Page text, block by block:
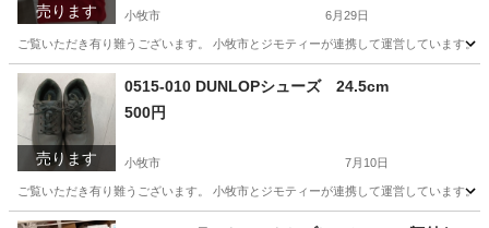
売ります 小牧市 6月29日
ご覧いただき有り難うございます。 小牧市とジモティーが連携して運営していま
愛知 小牧市
売ります
0515-010 DUNLOPシューズ 24.5cm
500円
小牧市 7月10日
ご覧いただき有り難うございます。 小牧市とジモティーが連携して運営していま
愛知 小牧市 服/ファッション リユース